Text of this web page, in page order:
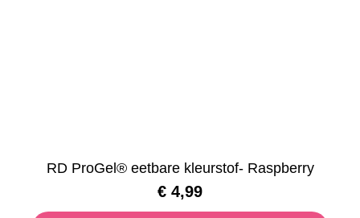
RD ProGel® eetbare kleurstof- Raspberry
€ 4,99